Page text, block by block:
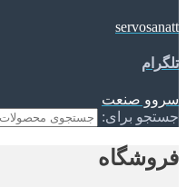
servosanatt
تلگرام
سروو صنعت
جستجو برای:
فروشگاه